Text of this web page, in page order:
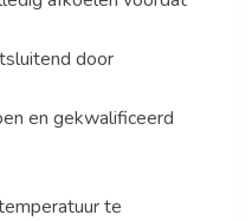
door
en gekwalificeerd
te